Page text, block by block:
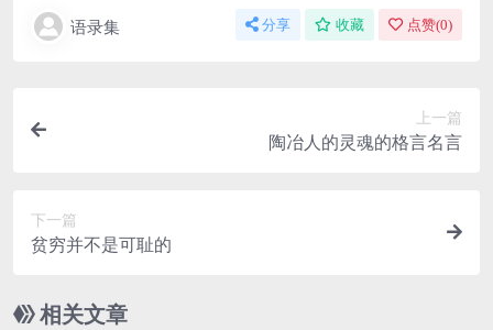
语录集 分享 收藏 点赞(0)
上一篇
陶冶人的灵魂的格言名言
下一篇
贫穷并不是可耻的
相关文章